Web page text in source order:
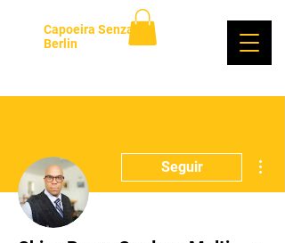
Capoeira Senzala
Berlin
Seguir